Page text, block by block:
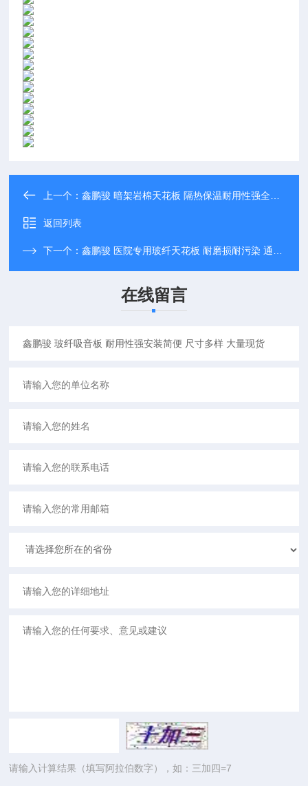
上一个：鑫鹏骏 暗架岩棉天花板 隔热保温耐用性强全国配送
返回列表
下一个：鑫鹏骏 医院专用玻纤天花板 耐磨损耐污染 通风透气 大量现货
在线留言
请输入计算结果（填写阿拉伯数字），如：三加四=7